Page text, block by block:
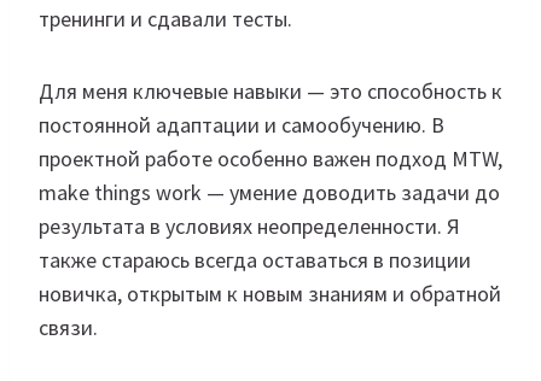
тренинги и сдавали тесты.
Для меня ключевые навыки — это способность к
постоянной адаптации и самообучению. В
проектной работе особенно важен подход MTW,
make things work — умение доводить задачи до
результата в условиях неопределенности. Я
также стараюсь всегда оставаться в позиции
новичка, открытым к новым знаниям и обратной
связи.